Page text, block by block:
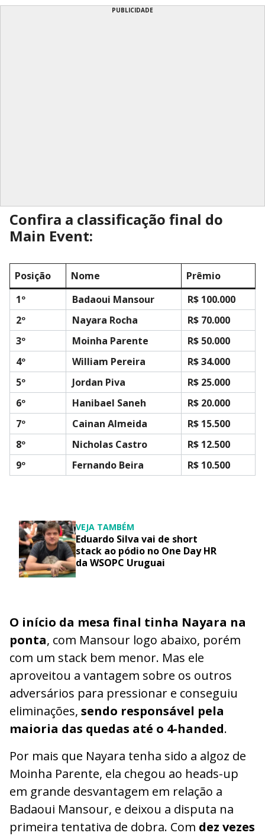
PUBLICIDADE
Confira a classificação final do
Main Event:
Posição Nome
Prêmio
1º
Badaoui Mansour
R$ 100.000
2º
Nayara Rocha
R$ 70.000
3º
Moinha Parente
R$ 50.000
4º
William Pereira
R$ 34.000
5º
Jordan Piva
R$ 25.000
6º
Hanibael Saneh
R$ 20.000
7º
Cainan Almeida
R$ 15.500
8º
Nicholas Castro
R$ 12.500
9º
Fernando Beira R$ 10.500
VEJA TAMBÉM
Eduardo Silva vai de short
stack ao pódio no One Day HR
da WSOPC Uruguai
O início da mesa final tinha Nayara na
ponta, com Mansour logo abaixo, porém
com um stack bem menor. Mas ele
aproveitou a vantagem sobre os outros
adversários para pressionar e conseguiu
eliminações, sendo responsável pela
maioria das quedas até o 4-handed.
Por mais que Nayara tenha sido a algoz de
Moinha Parente, ela chegou ao heads-up
em grande desvantagem em relação a
Badaoui Mansour, e deixou a disputa na
primeira tentativa de dobra. Com dez vezes